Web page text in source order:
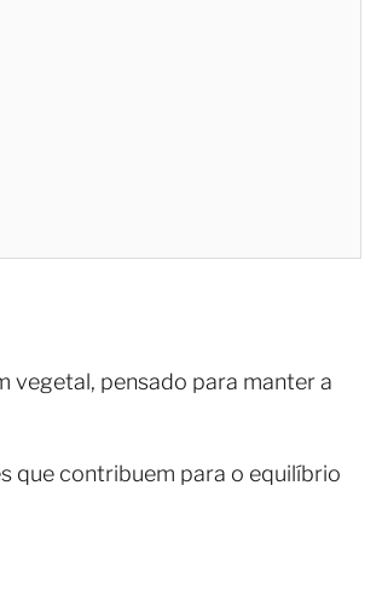
vegetal, pensado para manter a
que contribuem para o equilíbrio